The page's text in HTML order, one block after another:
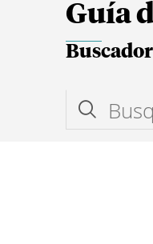
Guía